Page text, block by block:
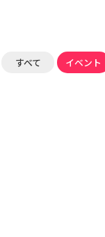
すべて イベント